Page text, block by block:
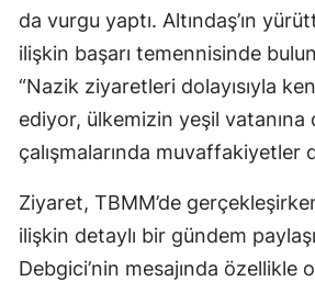
da vurgu yaptı. Altındaş’ın
ilişkin başarı temennisinde
“Nazik ziyaretleri dolayısıyla
ediyor, ülkemizin yeşil vatanına
çalışmalarında muvaffakiyetler
Ziyaret, TBMM’de
ilişkin detaylı bir gündem
Debgici’nin mesajında özellikle